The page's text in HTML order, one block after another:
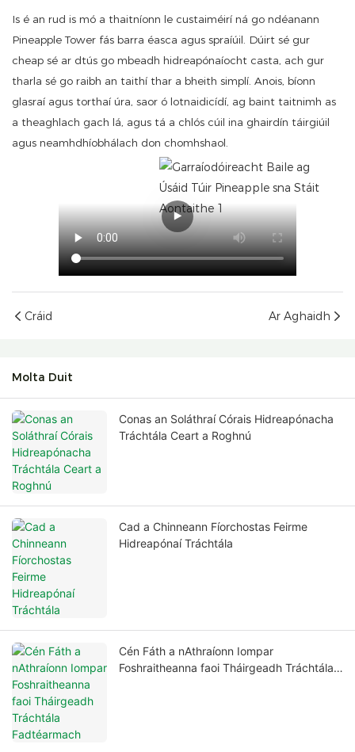
Is é an rud is mó a thaitníonn le custaiméirí ná go ndéanann
Pineapple Tower fás barra éasca agus spraíúil. Dúirt sé gur
cheap sé ar dtús go mbeadh hidreapónaíocht casta, ach gur
tharla sé go raibh an taithí thar a bheith simplí. Anois, bíonn
glasraí agus torthaí úra, saor ó lotnaidicídí, ag baint taitnimh as
a theaghlach gach lá, agus tá a chlós cúil ina ghairdín táirgiúil
agus neamhdhíobhálach don chomhshaol.
Cráid Ar Aghaidh
Molta Duit
Conas an Soláthraí Córais Hidreapónacha
Tráchtála Ceart a Roghnú
Cad a Chinneann Fíorchostas Feirme
Hidreapónaí Tráchtála
Cén Fáth a nAthraíonn Iompar
Foshraitheanna faoi Tháirgeadh Tráchtála